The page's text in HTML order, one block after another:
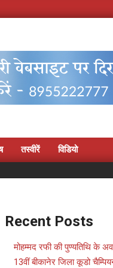
तस्वीरें विडियो
Recent Posts
मोहम्मद रफी की पुण्यतिथि के
13वीं बीकानेर जिला कूडो